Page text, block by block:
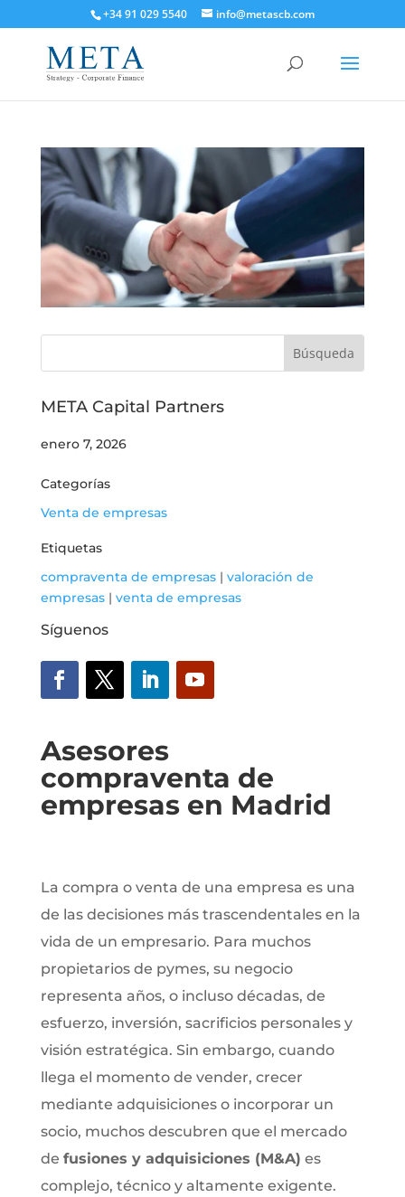
+34 91 029 5540 info@metascb.com
META Capital Partners
enero 7, 2026
Categorías
Venta de empresas
Etiquetas
compraventa de empresas| valoración de
empresas| venta de empresas
Síguenos
Asesores
compraventa de
empresas en Madrid
La compra o venta de una empresa es una
de las decisiones más trascendentales en la
vida de un empresario. Para muchos
propietarios de pymes, su negocio
representa años, o incluso décadas, de
esfuerzo, inversión, sacrificios personales y
visión estratégica. Sin embargo, cuando
llega el momento de vender, crecer
mediante adquisiciones o incorporar un
socio, muchos descubren que el mercado
de fusiones y adquisiciones (M&A) es
complejo, técnico y altamente exigente.